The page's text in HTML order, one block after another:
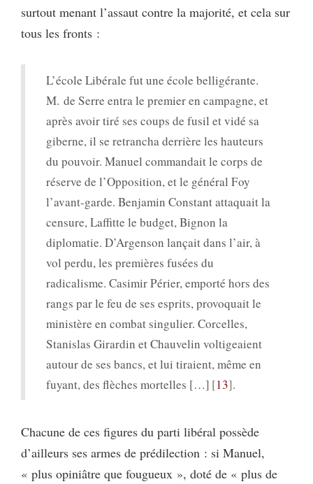
surtout menant l’assaut contre la majorité, et cela sur
tous les fronts :
L’école Libérale fut une école belligérante.
M. de Serre entra le premier en campagne, et
après avoir tiré ses coups de fusil et vidé sa
giberne, il se retrancha derrière les hauteurs
du pouvoir. Manuel commandait le corps de
réserve de l’Opposition, et le général Foy
l’avant-garde. Benjamin Constant attaquait la
censure, Laffitte le budget, Bignon la
diplomatie. D’Argenson lançait dans l’air, à
vol perdu, les premières fusées du
radicalisme. Casimir Périer, emporté hors des
rangs par le feu de ses esprits, provoquait le
ministère en combat singulier. Corcelles,
Stanislas Girardin et Chauvelin voltigeaient
autour de ses bancs, et lui tiraient, même en
fuyant, des flèches mortelles […] 13 .
Chacune de ces figures du parti libéral possède
d’ailleurs ses armes de prédilection : si Manuel,
« plus opiniâtre que fougueux », doté de « plus de